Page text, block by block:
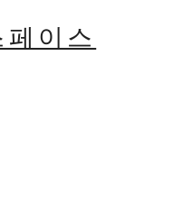
이스